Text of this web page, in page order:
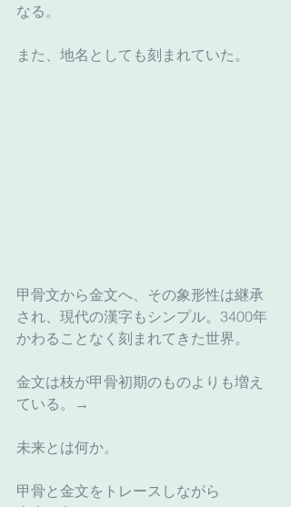
なる。
また、地名としても刻まれていた。
甲骨文から金文へ、その象形性は継承
され、現代の漢字もシンプル。3400年
かわることなく刻まれてきた世界。
金文は枝が甲骨初期のものよりも増え
ている。→
未来とは何か。
甲骨と金文をトレースしながら